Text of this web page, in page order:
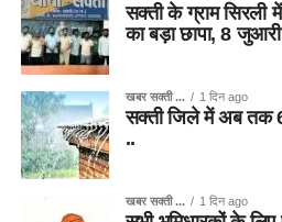
सक्ती के ग्राम
का बड़ा छापा, 8 जुआरी
खबर सक्ती ... 1 दिन ago
सक्ती जिले में अब तक
..
खबर सक्ती ... 1 दिन ago